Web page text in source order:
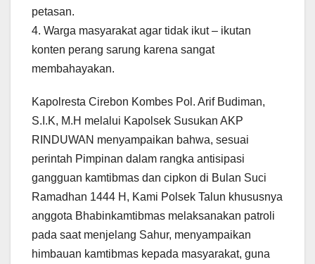
petasan.
4. Warga masyarakat agar tidak ikut – ikutan
konten perang sarung karena sangat
membahayakan.
Kapolresta Cirebon Kombes Pol. Arif Budiman,
S.I.K, M.H melalui Kapolsek Susukan AKP
RINDUWAN menyampaikan bahwa, sesuai
perintah Pimpinan dalam rangka antisipasi
gangguan kamtibmas dan cipkon di Bulan Suci
Ramadhan 1444 H, Kami Polsek Talun khususnya
anggota Bhabinkamtibmas melaksanakan patroli
pada saat menjelang Sahur, menyampaikan
himbauan kamtibmas kepada masyarakat, guna